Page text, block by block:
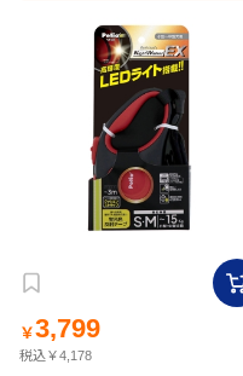
￥3,799
税込￥4,178